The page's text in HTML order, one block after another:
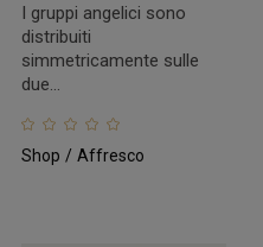
I gruppi angelici sono
distribuiti
simmetricamente sulle
due...
Shop Affresco